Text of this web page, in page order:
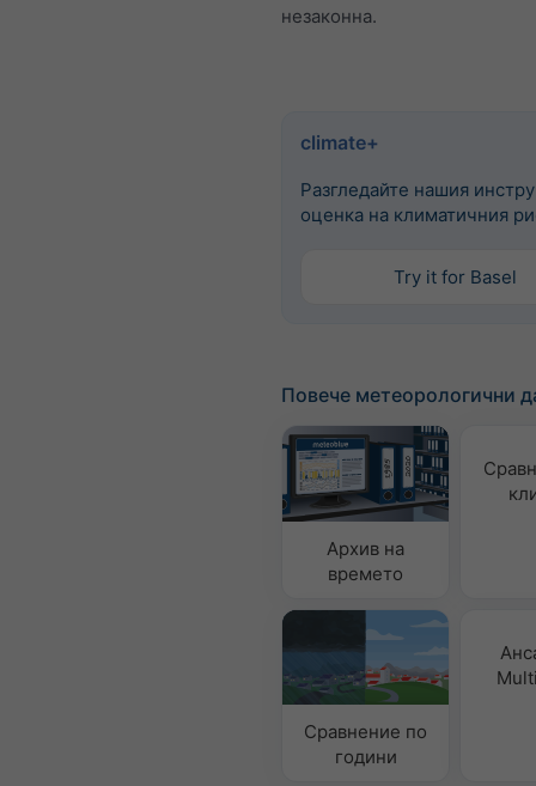
незаконна.
climate+
Разгледайте нашия
оценка на климатичния
Try it for Basel
Повече метеорологични
Архив на
времето
Сравнение по
години